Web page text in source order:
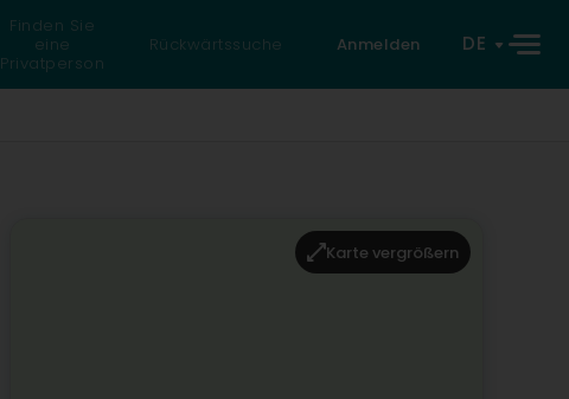
Finden Sie
eine
Privatperson
Rückwärtssuche Anmelden DE
Karte vergrößern